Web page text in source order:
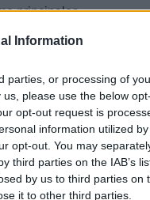
Information
parties, or processing of
please use the below
opt-out request is
information utilized
opt-out. You may
third parties on the IAB’s
by us to third parties on
it to other third parties.
principales
Scirocco R que
Clase